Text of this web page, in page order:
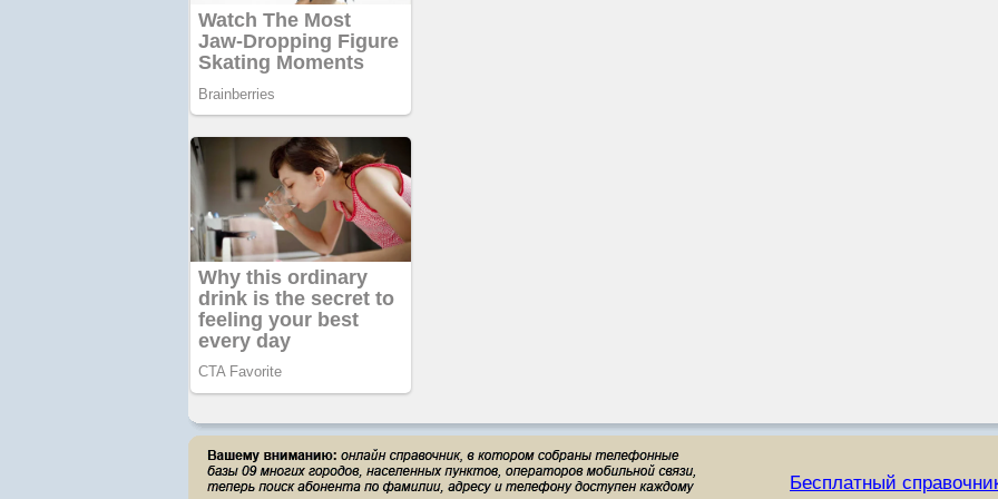
Бесплатный